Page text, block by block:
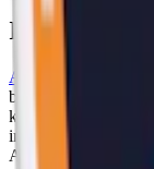
Information
Après Nicotine AB
blivit synonymt
kombinerar
innovativa smaker,
Après finns i nio